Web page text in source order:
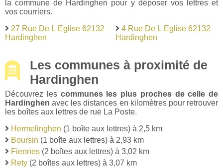
la commune de Hardinghen pour y déposer vos lettres et
vos courriers.
27 Rue De L Eglise 62132
Hardinghen
4 Rue De L Eglise 62132
Hardinghen
Les communes à proximité de
Hardinghen
Découvrez les communes les plus proches de celle de
Hardinghen avec les distances en kilomètres pour retrouver
les boîtes aux lettres de rue La Poste.
Hermelinghen (1 boîte aux lettres) à 2,5 km
Boursin (1 boîte aux lettres) à 2,93 km
Fiennes (2 boîtes aux lettres) à 3,02 km
Rety (2 boîtes aux lettres) à 3,07 km